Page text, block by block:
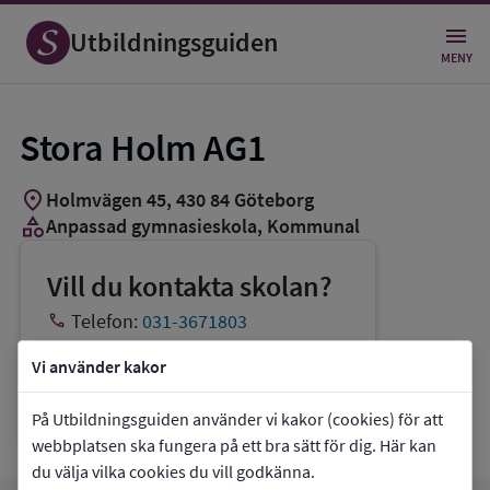
Vi använder kakor
På Utbildningsguiden använder vi kakor (cookies) för att
webbplatsen ska fungera på ett bra sätt för dig. Här kan
du välja vilka cookies du vill godkänna.
Utbildningsguiden MENY
Stora Holm AG1
location_on Holmvägen 45, 430 84 Göteborg
categoryAnpassad gymnasieskola, Kommunal
Vill du kontakta skolan?
phone Telefon: 031-3671803
mail E-post:info.ag@educ.goteborg.se
linkWebbplats:Stora Holm AG1